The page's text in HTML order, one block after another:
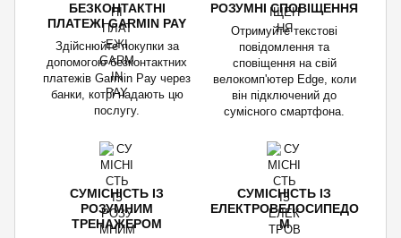
БЕЗКОНТАКТНІ
ПЛАТЕЖІ GARMIN PAY
Здійснюйте покупки за
допомогою безконтактних
платежів Garmin Pay через
банки, котрі надають цю
послугу.
РОЗУМНІ СПОВІЩЕННЯ
Отримуйте текстові
повідомлення та
сповіщення на свій
велокомп'ютер Edge, коли
він підключений до
сумісного смартфона.
СУМІСНІСТЬ ІЗ
РОЗУМНИМ
ТРЕНАЖЕРОМ
СУМІСНІСТЬ ІЗ
ЕЛЕКТРОВЕЛОСИПЕДО
М